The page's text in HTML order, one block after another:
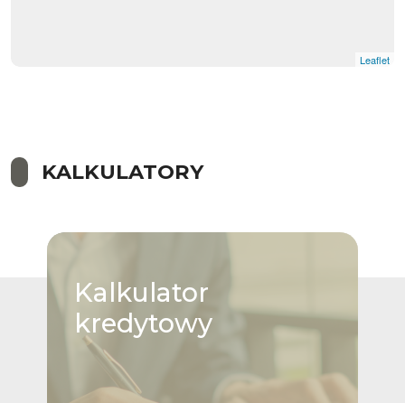
Leaflet
KALKULATORY
Kalkulator
kredytowy